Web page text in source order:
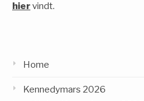
hiervindt.
Home
Kennedymars 2026